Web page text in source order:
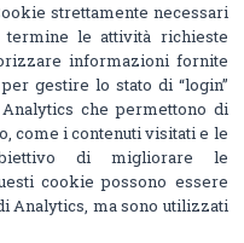
strettamente necessari
le attività richieste
informazioni fornite
gestire lo stato di “login”
che permettono di
come i contenuti visitati e le
di migliorare le
cookie possono essere
Analytics, ma sono utilizzati